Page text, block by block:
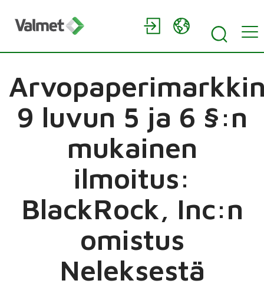
9 luvun 5 ja 6 §:n
mukainen
ilmoitus:
BlackRock, Inc:n
omistus
Neleksestä